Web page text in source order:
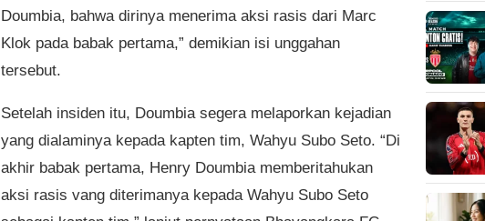
Doumbia, bahwa dirinya menerima aksi rasis dari Marc
Klok pada babak pertama,” demikian isi unggahan
tersebut.
Setelah insiden itu, Doumbia segera melaporkan kejadian
yang dialaminya kepada kapten tim, Wahyu Subo Seto. “Di
akhir babak pertama, Henry Doumbia memberitahukan
aksi rasis vang diterimanya kepada Wahyu Subo Seto